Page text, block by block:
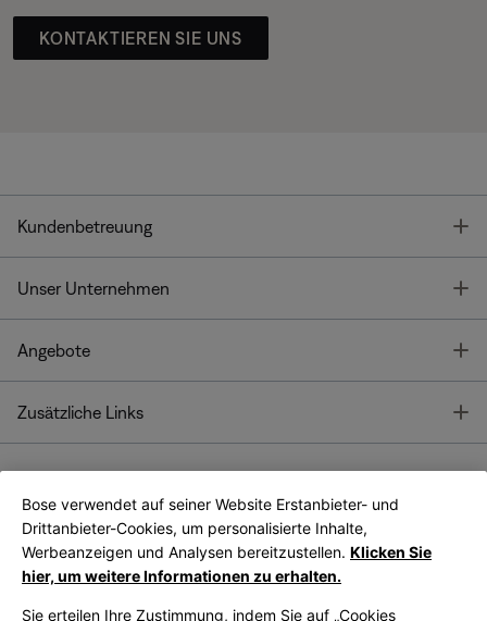
KONTAKTIEREN SIE UNS
Kundenbetreuung
Unser Unternehmen
Angebote
Zusätzliche Links
Bose App
Bose Connect
App
Bose verwendet auf seiner Website Erstanbieter- und
Drittanbieter-Cookies, um personalisierte Inhalte,
Werbeanzeigen und Analysen bereitzustellen. Klicken Sie
hier, um weitere Informationen zu erhalten.
Sie erteilen Ihre Zustimmung, indem Sie auf „Cookies